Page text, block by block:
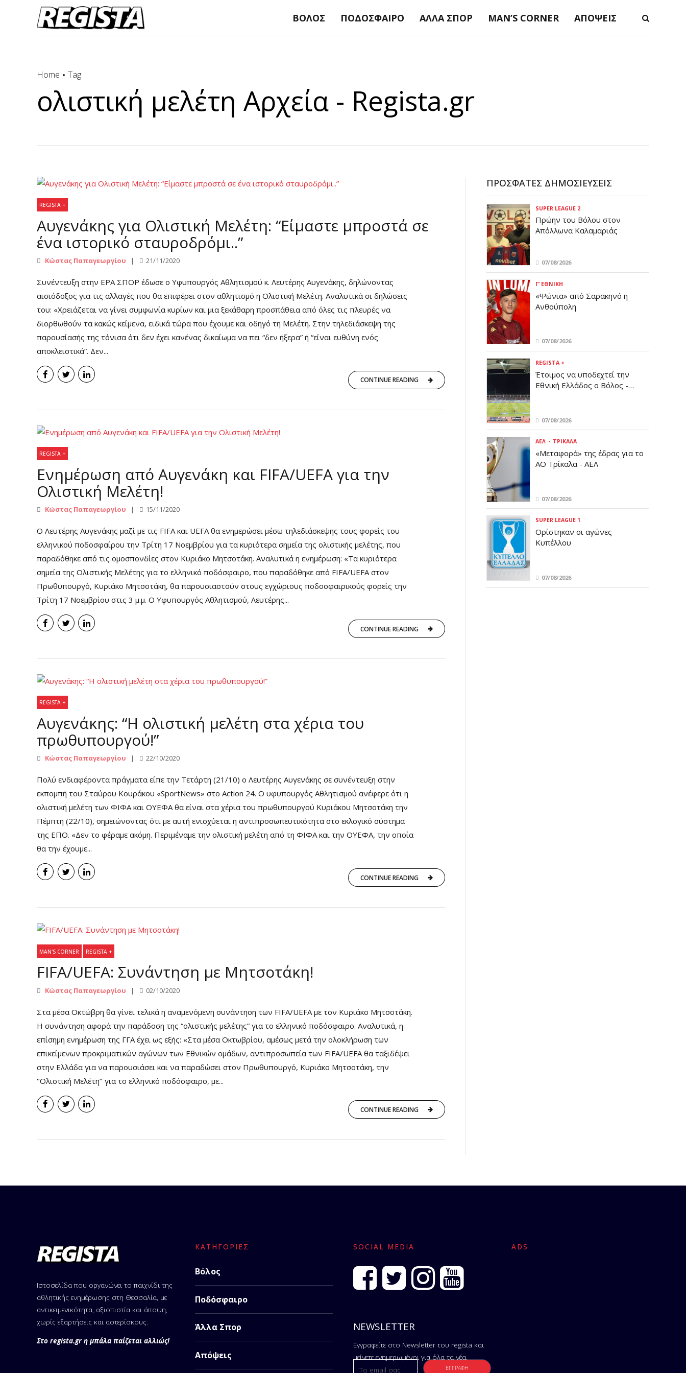
ΒΌΛΟΣ ΠΟΔΌΣΦΑΙΡΟ ΆΛΛΑ ΣΠΟΡ MAN’S CORNER ΑΠΌΨΕΙΣ
Home Tag
ολιστική μελέτη Αρχεία - Regista.gr
REGISTA +
Αυγενάκης για Ολιστική Μελέτη: “Είμαστε μπροστά σε
ένα ιστορικό σταυροδρόμι..”
Κώστας Παπαγεωργίου 21/11/2020
Συνέντευξη στην ΕΡΑ ΣΠΟΡ έδωσε ο Υφυπουργός Αθλητισμού κ. Λευτέρης Αυγενάκης, δηλώνοντας
αισιόδοξος για τις αλλαγές που θα επιφέρει στον αθλητισμό η Ολιστική Μελέτη. Αναλυτικά οι δηλώσεις
του: «Χρειάζεται να γίνει συμφωνία κυρίων και μια ξεκάθαρη προσπάθεια από όλες τις πλευρές να
διορθωθούν τα κακώς κείμενα, ειδικά τώρα που έχουμε και οδηγό τη Μελέτη. Στην τηλεδιάσκεψη της
παρουσίασής της τόνισα ότι δεν έχει κανένας δικαίωμα να πει “δεν ήξερα” ή “είναι ευθύνη ενός
αποκλειστικά”. Δεν...
CONTINUE READING
REGISTA +
Ενημέρωση από Αυγενάκη και FIFA/UEFA για την
Ολιστική Μελέτη!
Κώστας Παπαγεωργίου 15/11/2020
Ο Λευτέρης Αυγενάκης μαζί με τις FIFA και UEFA θα ενημερώσει μέσω τηλεδιάσκεψης τους φορείς του
ελληνικού ποδοσφαίρου την Τρίτη 17 Νοεμβρίου για τα κυριότερα σημεία της ολιστικής μελέτης, που
παραδόθηκε από τις ομοσπονδίες στον Κυριάκο Μητσοτάκη. Αναλυτικά η ενημέρωση: «Τα κυριότερα
σημεία της Ολιστικής Μελέτης για το ελληνικό ποδόσφαιρο, που παραδόθηκε από FIFA/UEFA στον
Πρωθυπουργό, Κυριάκο Μητσοτάκη, θα παρουσιαστούν στους εγχώριους ποδοσφαιρικούς φορείς την
Τρίτη 17 Νοεμβρίου στις 3 μ.μ. Ο Υφυπουργός Αθλητισμού, Λευτέρης...
CONTINUE READING
REGISTA +
Αυγενάκης: “Η ολιστική μελέτη στα χέρια του
πρωθυπουργού!”
Κώστας Παπαγεωργίου 22/10/2020
Πολύ ενδιαφέροντα πράγματα είπε την Τετάρτη (21/10) ο Λευτέρης Αυγενάκης σε συνέντευξη στην
εκπομπή του Σταύρου Κουράκου «SportNews» στο Action 24. Ο υφυπουργός Αθλητισμού ανέφερε ότι η
ολιστική μελέτη των ΦΙΦΑ και ΟΥΕΦΑ θα είναι στα χέρια του πρωθυπουργού Κυριάκου Μητσοτάκη την
Πέμπτη (22/10), σημειώνοντας ότι με αυτή ενισχύεται η αντιπροσωπευτικότητα στο εκλογικό σύστημα
της ΕΠΟ. «Δεν το φέραμε ακόμη. Περιμέναμε την ολιστική μελέτη από τη ΦΙΦΑ και την ΟΥΕΦΑ, την οποία
θα την έχουμε...
CONTINUE READING
MAN'S CORNER REGISTA +
FIFA/UEFA: Συνάντηση με Μητσοτάκη!
Κώστας Παπαγεωργίου 02/10/2020
Στα μέσα Οκτώβρη θα γίνει τελικά η αναμενόμενη συνάντηση των FIFA/UEFA με τον Κυριάκο Μητσοτάκη.
Η συνάντηση αφορά την παράδοση της “ολιστικής μελέτης” για το ελληνικό ποδόσφαιρο. Αναλυτικά, η
επίσημη ενημέρωση της ΓΓΑ έχει ως εξής: «Στα μέσα Οκτωβρίου, αμέσως μετά την ολοκλήρωση των
επικείμενων προκριματικών αγώνων των Εθνικών ομάδων, αντιπροσωπεία των FIFA/UEFA θα ταξιδέψει
στην Ελλάδα για να παρουσιάσει και να παραδώσει στον Πρωθυπουργό, Κυριάκο Μητσοτάκη, την
‘‘Ολιστική Μελέτη’’ για το ελληνικό ποδόσφαιρο, με...
CONTINUE READING
ΠΡΌΣΦΑΤΕΣ ΔΗΜΟΣΙΕΎΣΕΙΣ
SUPER LEAGUE 2
Πρώην του Βόλου στον
Απόλλωνα Καλαμαριάς
07/08/2026
Γ’ ΕΘΝΙΚΉ
«Ψώνια» από Σαρακηνό η
Ανθούπολη
07/08/2026
REGISTA +
Έτοιμος να υποδεχτεί την
Εθνική Ελλάδος ο Βόλος -
07/08/2026
ΑΕΛ ΤΡΊΚΑΛΑ
«Μεταφορά» της έδρας για το
ΑΟ Τρίκαλα - ΑΕΛ
07/08/2026
SUPER LEAGUE 1
Ορίστηκαν οι αγώνες
Κυπέλλου
07/08/2026
Ιστοσελίδα που οργανώνει το παιχνίδι της
αθλητικής ενημέρωσης στη Θεσσαλία, με
αντικειμενικότητα, αξιοπιστία και άποψη,
χωρίς εξαρτήσεις και αστερίσκους.
Στο regista.gr η μπάλα παίζεται αλλιώς!
ΚΑΤΗΓΟΡΊΕΣ
Βόλος
Ποδόσφαιρο
Άλλα Σπορ
Απόψεις
SOCIAL MEDIA
NEWSLETTER
Εγγραφείτε στο Newsletter του regista και
μείνετε ενημερωμένοι για όλα τα νέα.
ADS